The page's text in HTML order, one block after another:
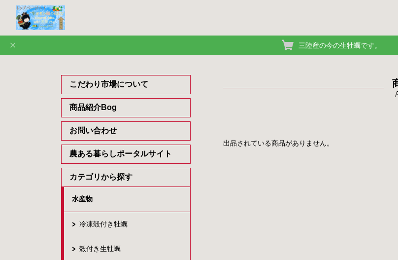
三陸産の今の生牡蠣です。
こだわり市場について
商品紹介Bog
お問い合わせ
農ある暮らしポータルサイト
カテゴリから探す
水産物
冷凍殻付き牡蠣
殻付き生牡蠣
出品されている商品がありません。